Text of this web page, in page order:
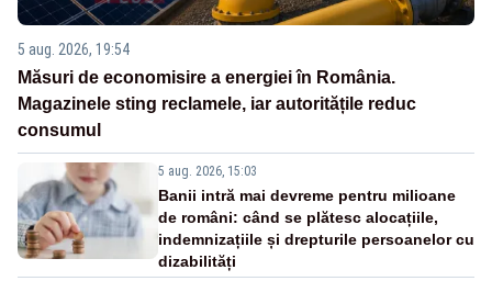
5 aug. 2026, 19:54
Măsuri de economisire a energiei în România.
Magazinele sting reclamele, iar autoritățile reduc
consumul
5 aug. 2026, 15:03
Banii intră mai devreme pentru milioane
de români: când se plătesc alocațiile,
indemnizațiile și drepturile persoanelor cu
dizabilități